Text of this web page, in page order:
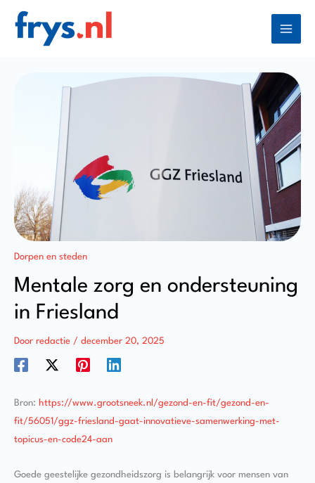
naar
Dorpen en steden
Mentale zorg en ondersteuning
in Friesland
Door redactie / december 20, 2025
Bron: https://www.grootsneek.nl/gezond-en-fit/gezond-en-
fit/56051/ggz-friesland-gaat-innovatieve-samenwerking-met-
topicus-en-code24-aan
Goede geestelijke gezondheidszorg is belangrijk voor mensen van